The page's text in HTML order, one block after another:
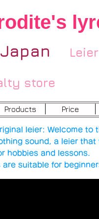
store
Products Price
leier: Welcome
sound, a leier
hobbies and lessons.
are suitable for